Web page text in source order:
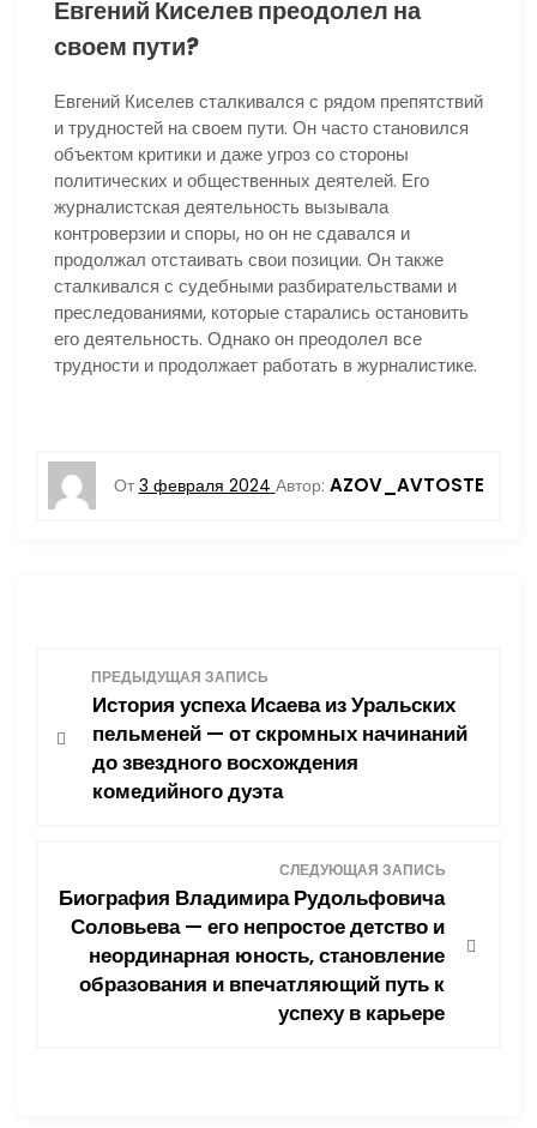
Евгений Киселев преодолел на
своем пути?
Евгений Киселев сталкивался с рядом препятствий
и трудностей на своем пути. Он часто становился
объектом критики и даже угроз со стороны
политических и общественных деятелей. Его
журналистская деятельность вызывала
контроверзии и споры, но он не сдавался и
продолжал отстаивать свои позиции. Он также
сталкивался с судебными разбирательствами и
преследованиями, которые старались остановить
его деятельность. Однако он преодолел все
трудности и продолжает работать в журналистике.
От 3 февраля 2024 Автор: AZOV_AVTOSTE
ПРЕДЫДУЩАЯ ЗАПИСЬ
История успеха Исаева из Уральских
пельменей — от скромных начинаний
до звездного восхождения
комедийного дуэта
СЛЕДУЮЩАЯ ЗАПИСЬ
Биография Владимира Рудольфовича
Соловьева — его непростое детство и
неординарная юность, становление
образования и впечатляющий путь к
успеху в карьере